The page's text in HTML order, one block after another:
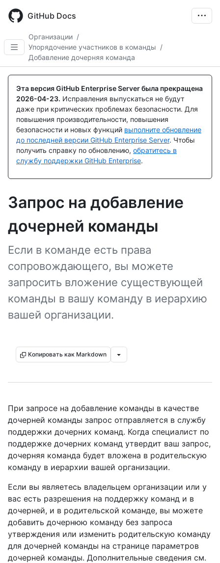
main
GitHub Docs
Организации /
Упорядочение участников в команды /
Добавление дочерняя команда
Эта версия GitHub Enterprise Server была прекращена
2026-04-23. Исправления выпускаться не будут
даже при критических проблемах безопасности. Для
повышения производительности, повышения
безопасности и новых функций выполните обновление
до последней версии GitHub Enterprise Server. Чтобы
получить справку по обновлению, обратитесь в
службу поддержки GitHub Enterprise.
Запрос на добавление
дочерней команды
Если в команде есть права
сопровождающего, вы можете
запросить вложение существующей
команды в вашу команду в иерархию
вашей организации.
Копировать как Markdown
При запросе на добавление команды в качестве
дочерней команды запрос отправляется в службу
поддержки дочерних команд. Когда специалист по
поддержке дочерних команд утвердит ваш запрос,
дочерняя команда будет вложена в родительскую
команду в иерархии вашей организации.
Если вы являетесь владельцем организации или у
вас есть разрешения на поддержку команд и в
дочерней, и в родительской команде, вы можете
добавить дочернюю команду без запроса
утверждения или изменить родительскую команду
для дочерней команды на странице параметров
дочерней команды. Дополнительные сведения см.